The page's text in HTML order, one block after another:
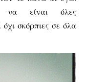
να είναι όλες
σκόρπιες σε όλα